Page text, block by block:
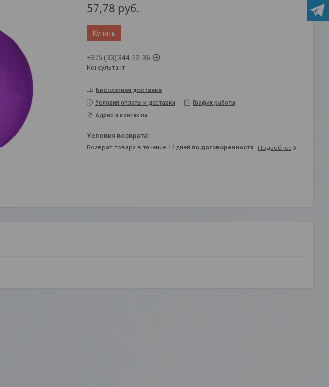
57,78 руб.
Купить
+375 (33) 344-32-36
Консультант
Бесплатная доставка
Условия оплаты и доставки
График работы
Адрес и контакты
возврат товара в течение 14 дней по договоренности Подробнее